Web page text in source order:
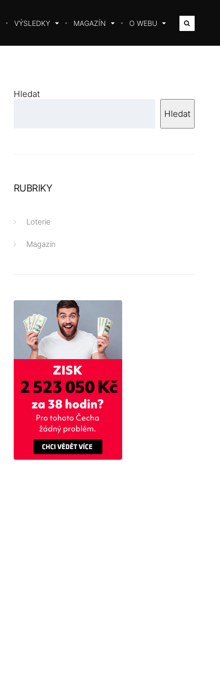
VÝSLEDKY MAGAZÍN O WEBU
Hledat
Hledat
RUBRIKY
Loterie
Magazín